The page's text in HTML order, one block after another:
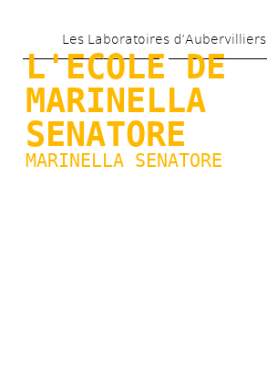
to
main
content
Les Laboratoires d’Aubervilliers
L'ECOLE DE
MARINELLA
SENATORE
MARINELLA SENATORE